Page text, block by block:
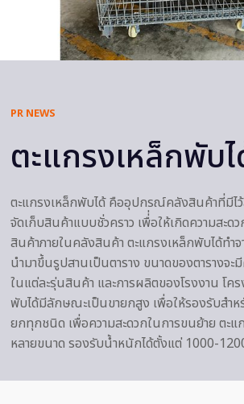
PR NEWS
ตะแกรงเหล็กพับ
ตะแกรงเหล็กพับได้ คืออุปกรณ์คลังสินค้าที่มีไ
จัดเก็บสินค้าแบบชั่วคราว เพื่่อให้เกิดความสะด
สินค้าภายในคลังสินค้า ตะแกรงเหล็กพับได้ทำ
นำมาขึ้นรูปสานเป็นตาราง ขนาดของตารางจะ
ในแต่ละรุ่นสินค้า และการผลิตของโรงงาน โค
พับได้มีลักษณะเป็นขายกสูง เพื่อให้รองรับสำห
ยกทุกชนิด เพื่อความสะดวกในการขนย้าย ตะ
หลายขนาด รองรับน้ำหนักได้ตั้งแต่ 1000-